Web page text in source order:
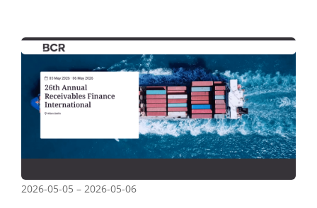
2026-05-05 – 2026-05-06